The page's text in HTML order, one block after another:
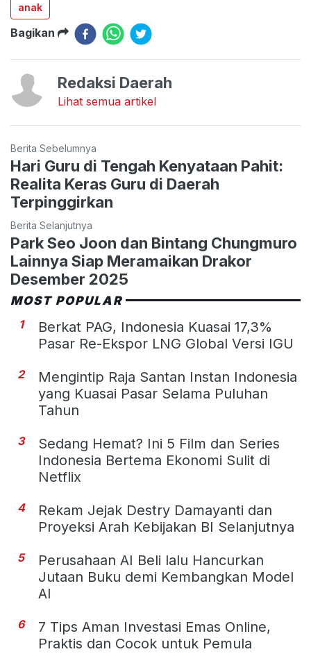
anak
Bagikan
Redaksi Daerah
Lihat semua artikel
Berita Sebelumnya
Hari Guru di Tengah Kenyataan Pahit:
Realita Keras Guru di Daerah
Terpinggirkan
Berita Selanjutnya
Park Seo Joon dan Bintang Chungmuro
Lainnya Siap Meramaikan Drakor
Desember 2025
MOST POPULAR
1
Berkat PAG, Indonesia Kuasai 17,3%
Pasar Re-Ekspor LNG Global Versi IGU
2
Mengintip Raja Santan Instan Indonesia
yang Kuasai Pasar Selama Puluhan
Tahun
3
Sedang Hemat? Ini 5 Film dan Series
Indonesia Bertema Ekonomi Sulit di
Netflix
4
Rekam Jejak Destry Damayanti dan
Proyeksi Arah Kebijakan BI Selanjutnya
5
Perusahaan AI Beli lalu Hancurkan
Jutaan Buku demi Kembangkan Model
AI
6
7 Tips Aman Investasi Emas Online,
Praktis dan Cocok untuk Pemula